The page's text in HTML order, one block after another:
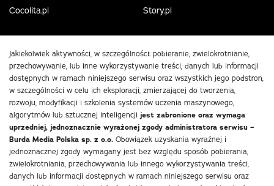
Cocolita.pl
Story.pl
Jakiekolwiek aktywności, w szczególności: pobieranie, zwielokrotnianie,
przechowywanie, lub inne wykorzystywanie treści, danych lub informacji
dostępnych w ramach niniejszego serwisu oraz wszystkich jego podstron,
w szczególności w celu ich eksploracji, zmierzającej do tworzenia,
rozwoju, modyfikacji i szkolenia systemów uczenia maszynowego,
algorytmów lub sztucznej inteligencji jest zabronione oraz wymaga
uprzedniej, jednoznacznie wyrażonej zgody administratora serwisu –
Burda Media Polska sp. z o.o. Obowiązek uzyskania wyraźnej i
jednoznacznej zgody wymagany jest bez względu sposób pobierania,
zwielokrotniania, przechowywania lub innego wykorzystywania treści,
danych lub informacji dostępnych w ramach niniejszego serwisu oraz